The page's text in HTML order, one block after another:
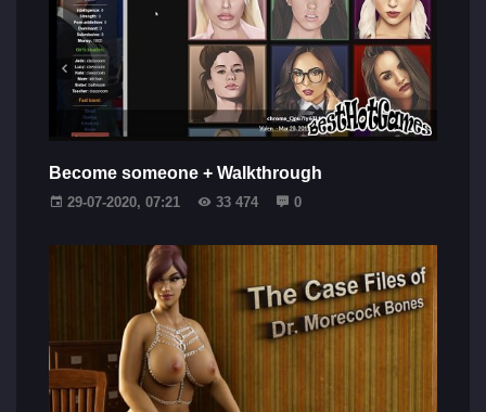
Become someone + Walkthrough
29-07-2020, 07:21 33 474 0